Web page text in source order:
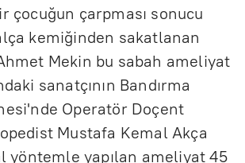
çocuğun çarpması sonucu
kemiğinden sakatlanan
Mekin bu sabah ameliyat
sanatçının Bandırma
Operatör Doçent
Mustafa Kemal Akça
yöntemle yapılan ameliyat 45